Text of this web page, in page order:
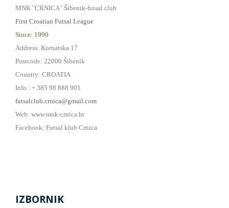
MNK "CRNICA" Šibenik-futsal club
First Croatian Futsal League
Since: 1990
Address: Kornatska 17
Postcode: 22000 Šibenik
Country: CROATIA
Info : + 385 98 888 901
futsalclub.crnica@gmail.com
Web: www.mnk-crnica.hr
Facebook: Futsal klub Crnica
IZBORNIK